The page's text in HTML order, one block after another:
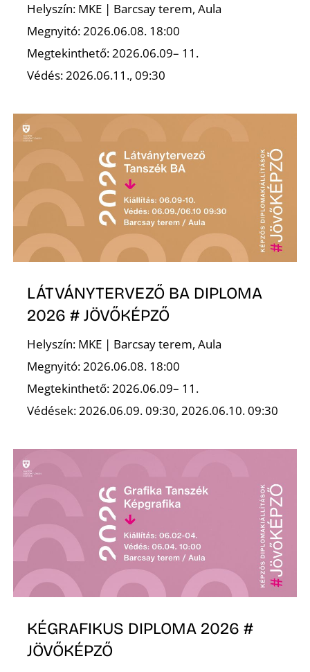
Helyszín: MKE | Barcsay terem, Aula
Megnyitó: 2026.06.08. 18:00
Megtekinthető: 2026.06.09– 11.
Védés: 2026.06.11., 09:30
LÁTVÁNYTERVEZŐ BA DIPLOMA
2026 # JÖVŐKÉPZŐ
Helyszín: MKE | Barcsay terem, Aula
Megnyitó: 2026.06.08. 18:00
Megtekinthető: 2026.06.09– 11.
Védések: 2026.06.09. 09:30, 2026.06.10. 09:30
KÉGRAFIKUS DIPLOMA 2026 #
JÖVŐKÉPZŐ